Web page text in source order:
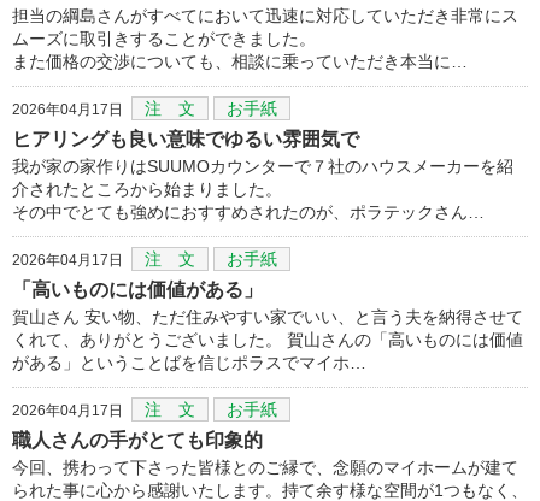
担当の綱島さんがすべてにおいて迅速に対応していただき非常にス
ムーズに取引きすることができました。
また価格の交渉についても、相談に乗っていただき本当に…
2026年04月17日 注 文 お手紙
ヒアリングも良い意味でゆるい雰囲気で
我が家の家作りはSUUMOカウンターで７社のハウスメーカーを紹
介されたところから始まりました。
その中でとても強めにおすすめされたのが、ポラテックさん…
2026年04月17日 注 文 お手紙
「高いものには価値がある」
賀山さん 安い物、ただ住みやすい家でいい、と言う夫を納得させて
くれて、ありがとうございました。 賀山さんの「高いものには価値
がある」ということばを信じポラスでマイホ…
2026年04月17日 注 文 お手紙
職人さんの手がとても印象的
今回、携わって下さった皆様とのご縁で、念願のマイホームが建て
られた事に心から感謝いたします。持て余す様な空間が1つもなく、